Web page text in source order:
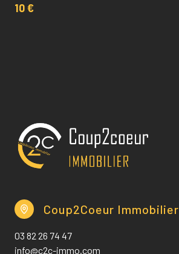
10 €
Coup2Coeur Immobilier
03 82 26 74 47
info@c2c-immo.com